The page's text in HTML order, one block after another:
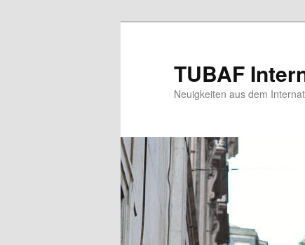
TUBAF
Neuigkeiten aus dem